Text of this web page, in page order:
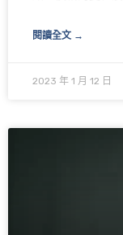
閱讀全文 →
2023 年 1 月 12 日